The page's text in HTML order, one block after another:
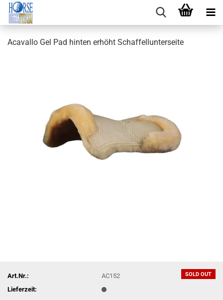
Acavallo Gel Pad hinten erhöht Schaffellunterseite
SOLD OUT
Art.Nr.:
AC152
Lieferzeit: